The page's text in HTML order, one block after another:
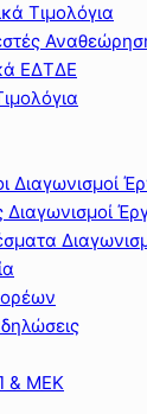
Τιμολόγια
ΕΔΤΔΕ
Διαγωνισμοί
Διαγωνισμοί
& ΜΕΚ